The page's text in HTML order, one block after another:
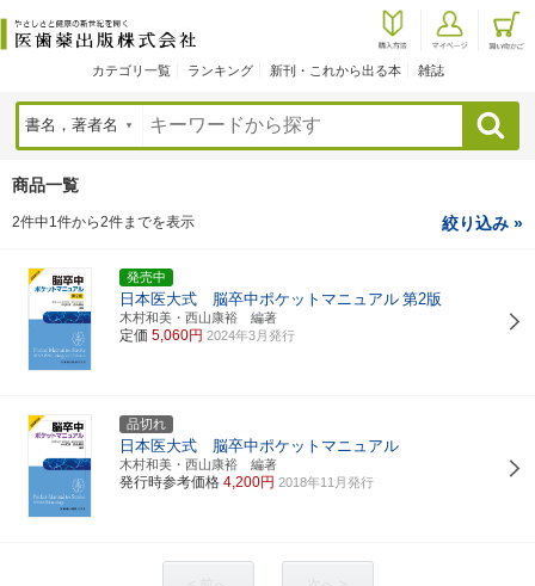
カテゴリ一覧 ランキング 新刊・これから出る本 雑誌
検索
商品一覧
2件中1件から2件までを表示 絞り込み »
発売中
日本医大式 脳卒中ポケットマニュアル 第2版
木村和美・西山康裕 編著
定価 5,060円 2024年3月発行
品切れ
日本医大式 脳卒中ポケットマニュアル
木村和美・西山康裕 編著
発行時参考価格 4,200円 2018年11月発行